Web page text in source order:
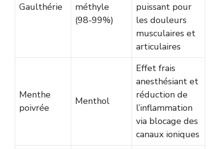
Gaulthérie
méthyle
(98-99%)
puissant pour
les douleurs
musculaires et
articulaires
Menthe
poivrée
Menthol
Effet frais
anesthésiant et
réduction de
l’inflammation
via blocage des
canaux ioniques